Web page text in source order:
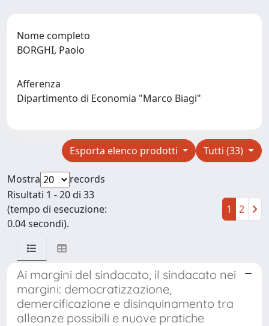
Nome completo
BORGHI, Paolo
Afferenza
Dipartimento di Economia "Marco Biagi"
Tutti (33)
Esporta elenco prodotti
Mostra
records
Risultati 1 - 20 di 33
(tempo di esecuzione:
0.04 secondi).
1 2
Ai margini del sindacato, il sindacato nei
margini: democratizzazione,
demercificazione e disinquinamento tra
alleanze possibili e nuove pratiche